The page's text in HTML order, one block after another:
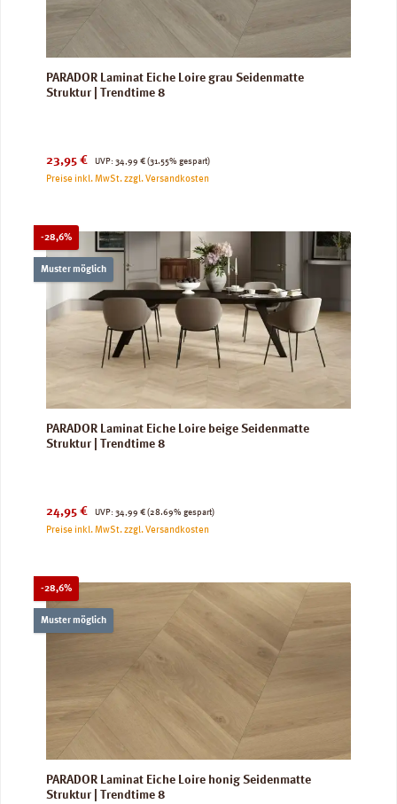
PARADOR Laminat Eiche Loire grau Seidenmatte
Struktur | Trendtime 8
Verkaufspreis:
23,95 € UVP:
Regulärer Preis:
34,99 € (31.55% gespart)
Preise inkl. MwSt. zzgl. Versandkosten
-28,6%Rabatt
Muster möglich
PARADOR Laminat Eiche Loire beige Seidenmatte
Struktur | Trendtime 8
Verkaufspreis:
24,95 € UVP:
Regulärer Preis:
34,99 € (28.69% gespart)
Preise inkl. MwSt. zzgl. Versandkosten
-28,6%Rabatt
Muster möglich
PARADOR Laminat Eiche Loire honig Seidenmatte
Struktur | Trendtime 8